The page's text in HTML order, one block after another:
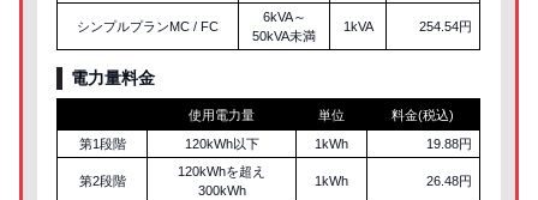
シンプルプランMC / FC
6kVA～
50kVA未満
1kVA 254.54円
電力量料金
使用電力量 単位
料金(税込)
第1段階
120kWh以下 1kWh 19.88円
第2段階
120kWhを超え
300kWh
1kWh 26.48円